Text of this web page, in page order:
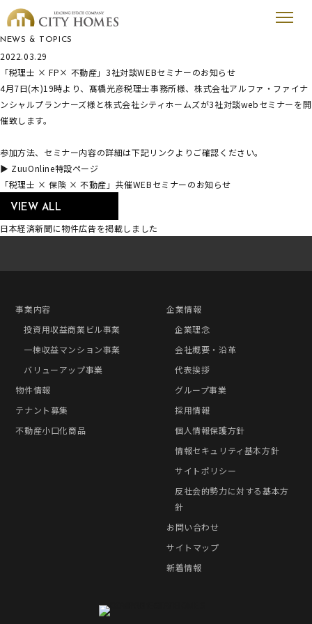
新着情報
NEWS & TOPICS
2022.03.29
「税理士 × FP× 不動産」3社対談WEBセミナーのお知らせ
4月7日(木)19時より、髙橋光彦税理士事務所様、株式会社アルファ・ファイナ
ンシャルプランナーズ様と株式会社シティホームズが3社対談webセミナーを開
催致します。
参加方法、セミナー内容の詳細は下記リンクよりご確認ください。
▶ ZuuOnline特設ページ
「税理士 × 保険 × 不動産」共催WEBセミナーのお知らせ
VIEW ALL
日本経済新聞に物件広告を掲載しました
事業内容
投資用収益商業ビル事業
一棟収益マンション事業
バリューアップ事業
物件情報
テナント募集
不動産小口化商品
企業情報
企業理念
会社概要・沿革
代表挨拶
グループ事業
採用情報
個人情報保護方針
情報セキュリティ基本方針
サイトポリシー
反社会的勢力に対する基本方
針
お問い合わせ
サイトマップ
新着情報